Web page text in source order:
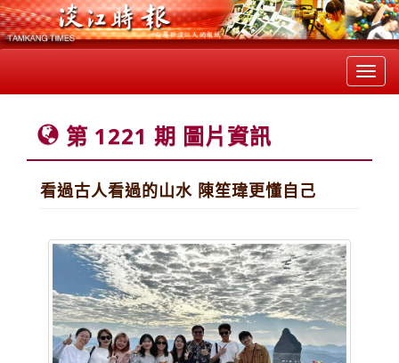
第 1221 期 圖片資訊
看過古人看過的山水 陳笙瑋更懂自己